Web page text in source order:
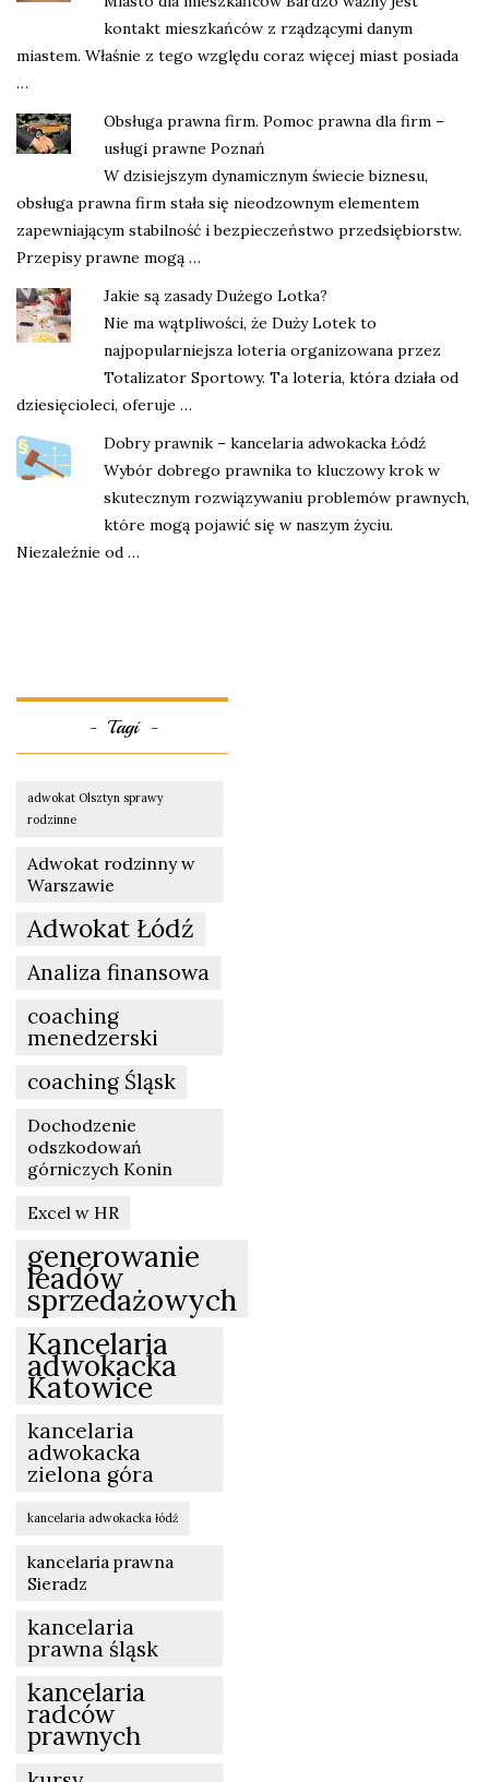
kontakt mieszkańców z rządzącymi danym
miastem. Właśnie z tego względu coraz więcej miast posiada
…
Obsługa prawna firm. Pomoc prawna dla firm –
usługi prawne Poznań
W dzisiejszym dynamicznym świecie biznesu,
obsługa prawna firm stała się nieodzownym elementem
zapewniającym stabilność i bezpieczeństwo przedsiębiorstw.
Przepisy prawne mogą …
Jakie są zasady Dużego Lotka?
Nie ma wątpliwości, że Duży Lotek to
najpopularniejsza loteria organizowana przez
Totalizator Sportowy. Ta loteria, która działa od
dziesięcioleci, oferuje …
Dobry prawnik – kancelaria adwokacka Łódź
Wybór dobrego prawnika to kluczowy krok w
skutecznym rozwiązywaniu problemów prawnych,
które mogą pojawić się w naszym życiu.
Niezależnie od …
Tagi
adwokat Olsztyn sprawy
rodzinne
Adwokat rodzinny w
Warszawie
Adwokat Łódź
Analiza finansowa
coaching
menedzerski
coaching Śląsk
Dochodzenie
odszkodowań
górniczych Konin
Excel w HR
generowanie
leadów
sprzedażowych
Kancelaria
adwokacka
Katowice
kancelaria
adwokacka
zielona góra
kancelaria adwokacka łódź
kancelaria prawna
Sieradz
kancelaria
prawna śląsk
kancelaria
radców
prawnych